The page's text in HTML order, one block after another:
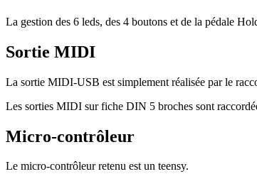
La gestion des 6 leds, des 4 boutons et de la pédale
Sortie MIDI
La sortie MIDI-USB est simplement réalisée par le
Les sorties MIDI sur fiche DIN 5 broches sont
Micro-contrôleur
Le micro-contrôleur retenu est un teensy.